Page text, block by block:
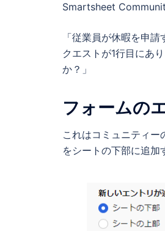
Smartsheet
「従業員が休暇を申
クエストが1行目にあ
か？」
フォームの
これはコミュニティ
をシートの下部に追加